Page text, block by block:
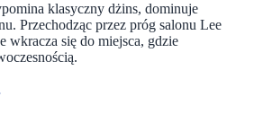
klasyczny dżins, dominuje
Przechodząc przez próg salonu Lee
wkracza się do miejsca, gdzie